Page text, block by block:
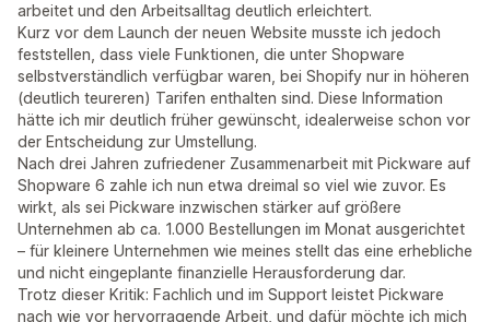
arbeitet und den Arbeitsalltag deutlich erleichtert.
Kurz vor dem Launch der neuen Website musste ich jedoch
feststellen, dass viele Funktionen, die unter Shopware
selbstverständlich verfügbar waren, bei Shopify nur in höheren
(deutlich teureren) Tarifen enthalten sind. Diese Information
hätte ich mir deutlich früher gewünscht, idealerweise schon vor
der Entscheidung zur Umstellung.
Nach drei Jahren zufriedener Zusammenarbeit mit Pickware auf
Shopware 6 zahle ich nun etwa dreimal so viel wie zuvor. Es
wirkt, als sei Pickware inzwischen stärker auf größere
Unternehmen ab ca. 1.000 Bestellungen im Monat ausgerichtet
– für kleinere Unternehmen wie meines stellt das eine erhebliche
und nicht eingeplante finanzielle Herausforderung dar.
Trotz dieser Kritik: Fachlich und im Support leistet Pickware
nach wie vor hervorragende Arbeit, und dafür möchte ich mich